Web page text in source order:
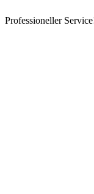
Professioneller